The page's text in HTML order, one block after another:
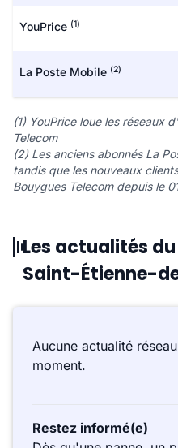
YouPrice (1)
La Poste Mobile (2)
(1) YouPrice loue les réseaux
Telecom
(2) Les anciens abonnés La
tandis que les nouveaux
Bouygues Telecom depuis le
Les actualités
Saint-Étienne-
Aucune actualité
moment.
Restez informé(e)